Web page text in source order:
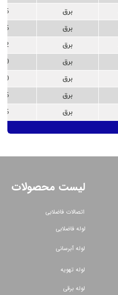
برق
25
برق
25
برق
32
برق
20
برق
20
برق
25
برق 25
لیست محصولات
لوله برقی
اتصالات فاضلابی
لوله فاضلابی
لوله آبرسانی
لوله تهویه